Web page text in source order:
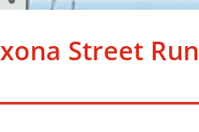
Street Run